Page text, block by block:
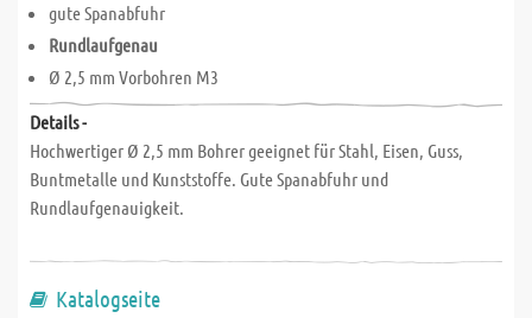
gute Spanabfuhr
Rundlaufgenau
Ø 2,5 mm Vorbohren M3
Details -
Hochwertiger Ø 2,5 mm Bohrer geeignet für Stahl, Eisen, Guss,
Buntmetalle und Kunststoffe. Gute Spanabfuhr und
Rundlaufgenauigkeit.
Katalogseite